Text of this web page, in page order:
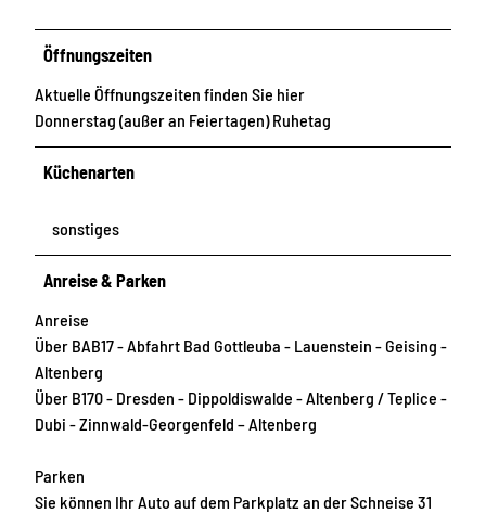
Öffnungszeiten
Aktuelle Öffnungszeiten finden Sie hier
Donnerstag (außer an Feiertagen) Ruhetag
Küchenarten
sonstiges
Anreise & Parken
Anreise
Über BAB17 - Abfahrt Bad Gottleuba - Lauenstein - Geising -
Altenberg
Über B170 - Dresden - Dippoldiswalde - Altenberg / Teplice -
Dubi - Zinnwald-Georgenfeld – Altenberg
Parken
Sie können Ihr Auto auf dem Parkplatz an der Schneise 31